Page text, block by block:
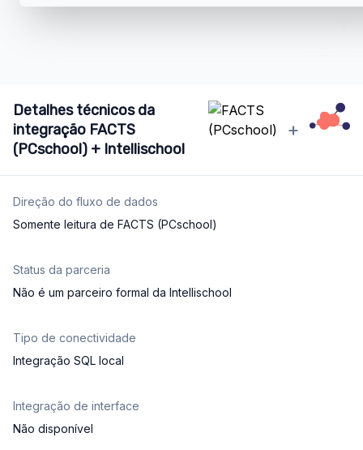
Detalhes técnicos da
integração FACTS
(PCschool) + Intellischool
+
Direção do fluxo de dados
Somente leitura de FACTS (PCschool)
Status da parceria
Não é um parceiro formal da Intellischool
Tipo de conectividade
Integração SQL local
Integração de interface
Não disponível